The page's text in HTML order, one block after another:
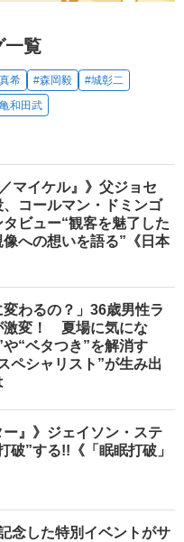
一覧
希 #森岡毅
#城彰二
和田武
マイケル』》父ジョセ
コールマン・ドミンゴ
ビュー“観客を魅了した
への想いを語る”《日本
変わるの？」36歳男性ラ
激変！ 夏場に気にな
“ベタつき”を解消す
ペシャリスト”が生み出
ー』》ジェイソン・ステ
破”する!!《「眠眠打破」
念した特別イベントがサ